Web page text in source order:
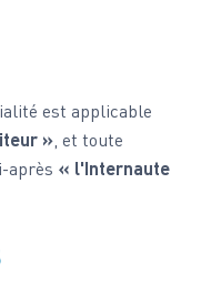
est applicable
», et toute
après « l'Internaute